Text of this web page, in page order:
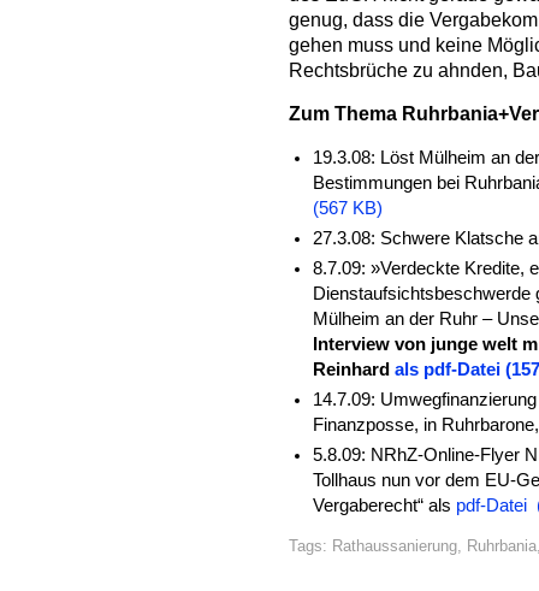
genug, dass die
gehen muss und keine
Rechtsbrüche zu ahnden,
Zum Thema
19.3.08: Löst Mülheim an
Bestimmungen bei
(567 KB)
27.3.08: Schwere Klatsche
8.7.09: »Verdeckte Kredite,
Dienstaufsichtsbeschwerde
Mülheim an der Ruhr –
Interview von junge welt
Reinhard als pdf-Datei
14.7.09:
Finanzposse, in
5.8.09: NRhZ-Online-Flyer
Tollhaus nun vor dem EU-
Vergaberecht“ als pdf-Datei
Tags: Rathaussanierung, Ruhrbania